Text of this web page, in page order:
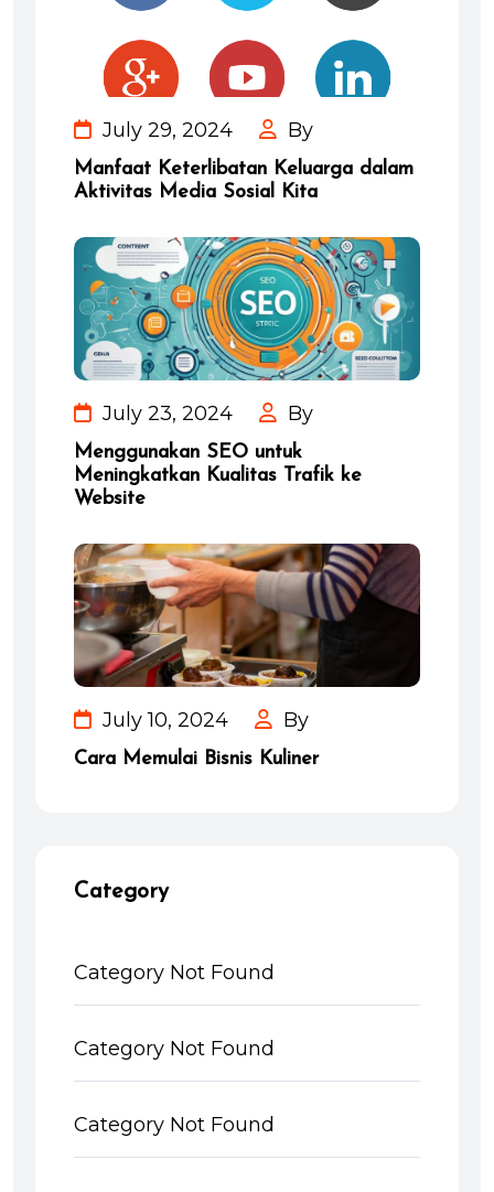
July 29, 2024 By
Manfaat Keterlibatan Keluarga dalam
Aktivitas Media Sosial Kita
July 23, 2024 By
Menggunakan SEO untuk
Meningkatkan Kualitas Trafik ke
Website
July 10, 2024 By
Cara Memulai Bisnis Kuliner
Category
Category Not Found
Category Not Found
Category Not Found